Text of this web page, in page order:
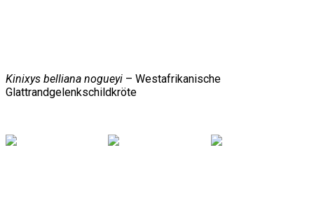
Kinixys belliana nogueyi – Westafrikanische
Glattrandgelenkschildkröte